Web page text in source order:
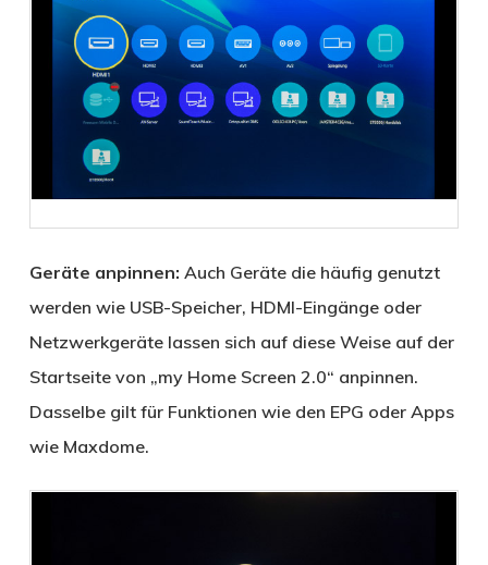
Geräte anpinnen: Auch Geräte die häufig genutzt
werden wie USB-Speicher, HDMI-Eingänge oder
Netzwerkgeräte lassen sich auf diese Weise auf der
Startseite von „my Home Screen 2.0“ anpinnen.
Dasselbe gilt für Funktionen wie den EPG oder Apps
wie Maxdome.